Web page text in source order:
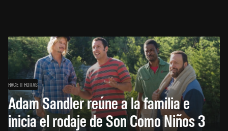
HACE 11 HORAS
Adam Sandler reúne a la familia e
inicia el rodaje de Son Como Niños 3